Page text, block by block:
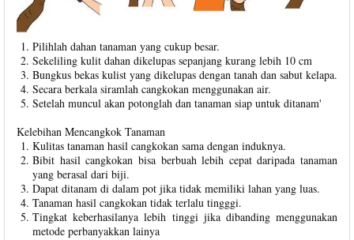
Pilihlah dahan tanaman yang cukup besar.
Sekeliling kulit dahan dikelupas sepanjang kurang lebih 10 cm
Bungkus bekas kulist yang dikelupas dengan tanah dan sabut kelapa.
Secara berkala siramlah cangkokan menggunakan air.
Setelah muncul akan potonglah dan tanaman siap untuk ditanam'
Kelebihan Mencangkok Tanaman
Kulitas tanaman hasil cangkokan sama dengan induknya.
Bibit hasil cangkokan bisa berbuah lebih cepat daripada tanaman
yang berasal dari biji.
Dapat ditanam di dalam pot jika tidak memiliki lahan yang luas.
Tanaman hasil cangkokan tidak terlalu tingggi.
Tingkat keberhasilanya lebih tinggi jika dibanding menggunakan
metode perbanyakkan lainya